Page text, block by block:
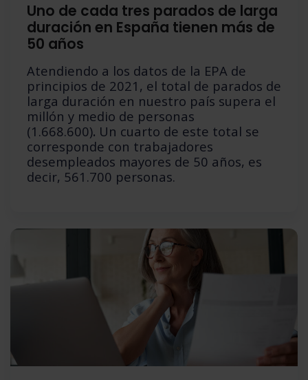
Uno de cada tres parados de larga
duración en España tienen más de
50 años
Atendiendo a los datos de la EPA de
principios de 2021, el total de parados de
larga duración en nuestro país supera el
millón y medio de personas
(1.668.600). Un cuarto de este total se
corresponde con trabajadores
desempleados mayores de 50 años, es
decir, 561.700 personas.